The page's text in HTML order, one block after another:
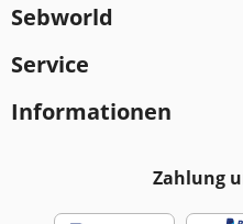
Sebworld
Service
Informationen
Zahlung